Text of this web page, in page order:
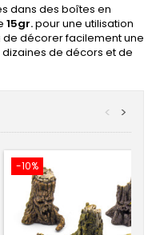
dans des boîtes en
15gr.pour une utilisation
décorer facilement une
de décors et de
>
<
-10%